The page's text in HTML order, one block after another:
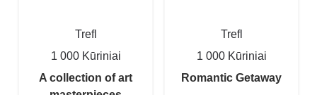
Trefl
1 000 Kūriniai
A collection of art
Trefl
1 000 Kūriniai
Romantic Getaway